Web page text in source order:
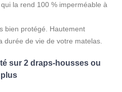
la rend 100 % imperméable à
bien protégé. Hautement
durée de vie de votre matelas.
sur 2 draps-housses ou